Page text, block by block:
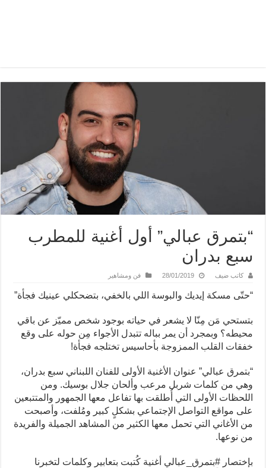
“بتمرق عبالي” أول أغنية للمطرب
سبع بدران
كاتب ضيف 28/01/2019 فن ومشاهير
“حتّى مسكة إيديك والبوسة اللي بالخفي، بتضحكلي عينيك فجأة”
بتستحي مَن مِنّا لا يشعر في حياته بوجود شخص مميّز عن باقي
محيطه؟ وبمجرد أن يمر بباله تتبدل الأجواء مِن حوله على وقع
خفقات القلب الممزوجة بأحاسيس تختلجه فجأة!
“بتمرق عبالي” عنوان الأغنية الأولى للفنان اللبناني سبع بدران،
وهي من كلمات شربل مرعب وألحان جلال بوسيك. ومن
اللحظات الأولى التي أُطلقت بها تفاعل معها الجمهور والمتتبعين
على مواقع التواصل الإجتماعي بشكلٍ كبير ومُلفت، وأصبحت
من الأغاني التي تحمل معها الكثير من المشاهد الجميلة والفريدة
من نوعها.
بإختصار #بتمرق_عبالي أغنية كُتبت بتعابير وكلمات لتخبرنا